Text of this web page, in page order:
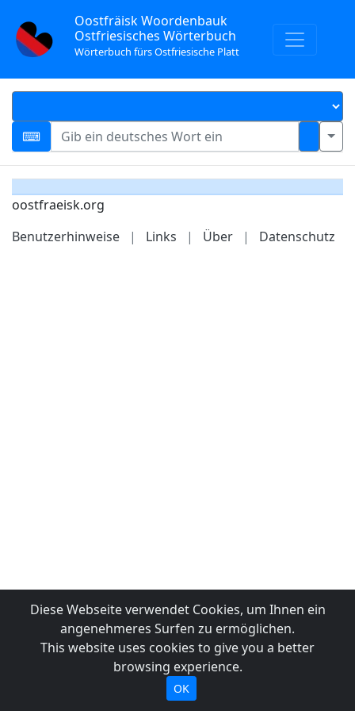
Oostfräisk Woordenbauk
Ostfriesisches Wörterbuch
Wörterbuch fürs Ostfriesische Platt
oostfraeisk.org
Benutzerhinweise
| Links | Über | Datenschutz
Diese Webseite verwendet Cookies, um Ihnen ein
angenehmeres Surfen zu ermöglichen.
This website uses cookies to give you a better
browsing experience.
OK